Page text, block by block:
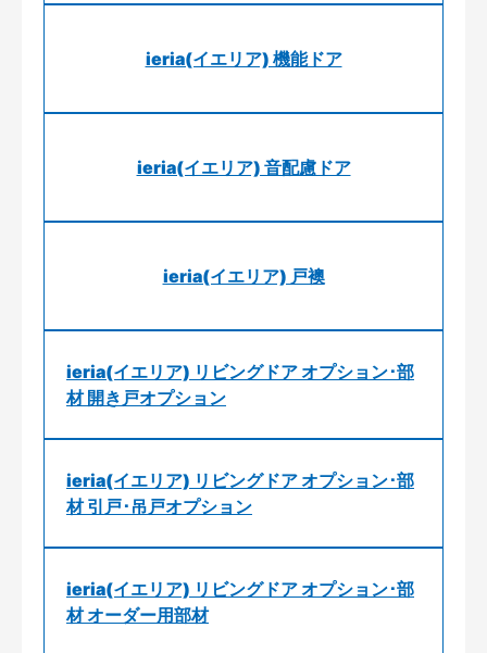
ieria(イエリア) 機能ドア
ieria(イエリア) 音配慮ドア
ieria(イエリア) 戸襖
ieria(イエリア) リビングドア オプション･部
材 開き戸オプション
ieria(イエリア) リビングドア オプション･部
材 引戸･吊戸オプション
ieria(イエリア) リビングドア オプション･部
材 オーダー用部材